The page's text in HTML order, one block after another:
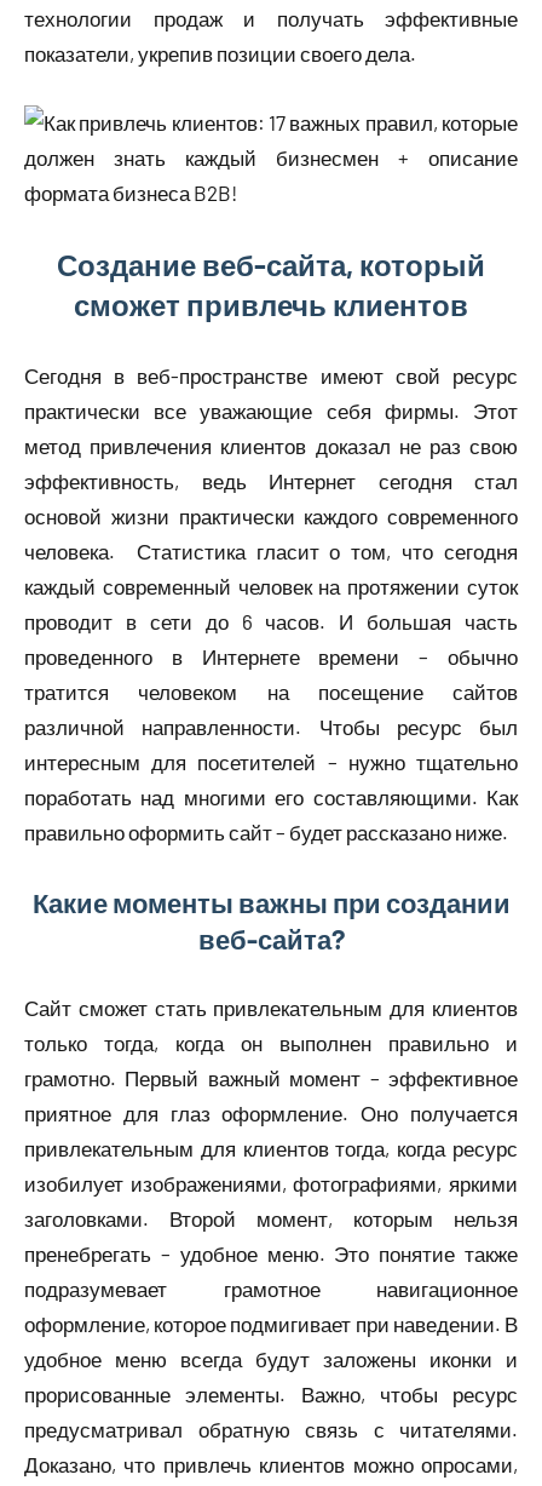
технологии продаж и получать эффективные
показатели, укрепив позиции своего дела.
Создание веб-сайта, который
сможет привлечь клиентов
Сегодня в веб-пространстве имеют свой ресурс
практически все уважающие себя фирмы. Этот
метод привлечения клиентов доказал не раз свою
эффективность, ведь Интернет сегодня стал
основой жизни практически каждого современного
человека. Статистика гласит о том, что сегодня
каждый современный человек на протяжении суток
проводит в сети до 6 часов. И большая часть
проведенного в Интернете времени – обычно
тратится человеком на посещение сайтов
различной направленности. Чтобы ресурс был
интересным для посетителей – нужно тщательно
поработать над многими его составляющими. Как
правильно оформить сайт – будет рассказано ниже.
Какие моменты важны при создании
веб-сайта?
Сайт сможет стать привлекательным для клиентов
только тогда, когда он выполнен правильно и
грамотно. Первый важный момент – эффективное
приятное для глаз оформление. Оно получается
привлекательным для клиентов тогда, когда ресурс
изобилует изображениями, фотографиями, яркими
заголовками. Второй момент, которым нельзя
пренебрегать – удобное меню. Это понятие также
подразумевает грамотное навигационное
оформление, которое подмигивает при наведении. В
удобное меню всегда будут заложены иконки и
прорисованные элементы. Важно, чтобы ресурс
предусматривал обратную связь с читателями.
Доказано, что привлечь клиентов можно опросами,